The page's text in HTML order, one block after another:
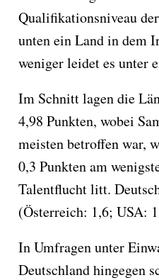
Qualifikationsniveau
unten ein Land in dem
weniger leidet es unter
Im Schnitt lagen die
4,98 Punkten, wobei
meisten betroffen war,
0,3 Punkten am
Talentflucht litt.
(Österreich: 1,6; USA:
In Umfragen unter
Deutschland hingegen